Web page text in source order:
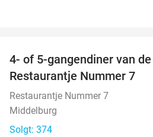
4- of 5-gangendiner van
Restaurantje Nummer 7
Restaurantje Nummer 7
Middelburg
Solgt: 374